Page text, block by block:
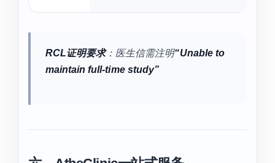
RCL证明要求：医生信需注明“Unable to
maintain full-time study”